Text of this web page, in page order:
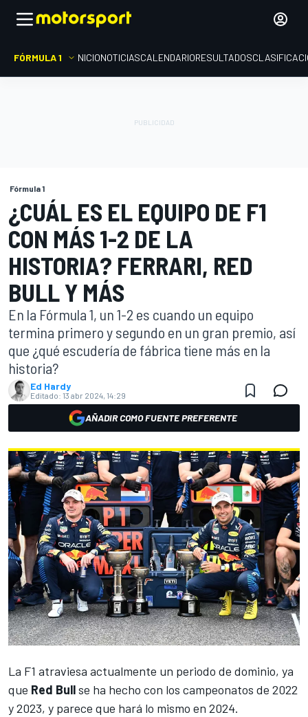
FÓRMULA 1 INICIONOTICIASCALENDARIORESULTADOS
Fórmula 1
¿CUÁL ES EL EQUIPO DE F1
CON MÁS 1-2 DE LA
HISTORIA? FERRARI, RED
BULL Y MÁS
En la Fórmula 1, un 1-2 es cuando un equipo
termina primero y segundo en un gran premio, así
que ¿qué escudería de fábrica tiene más en la
historia?
Ed Hardy
Editado: 13 abr 2024, 14:29
AÑADIR COMO FUENTE PREFERENTE
La F1 atraviesa actualmente un periodo de dominio, ya
que Red Bullse ha hecho con los campeonatos de 2022
y 2023, y parece que hará lo mismo en 2024.